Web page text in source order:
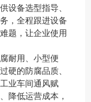
设备选型指导、
，全程跟进设备
题，让企业使用
耐用、小型便
硬的防腐品质、
业车间通风赋
降低运营成本，